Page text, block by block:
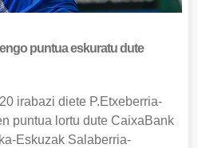
puntua eskuratu dute
irabazi diete P.Etxeberria-
puntua lortu dute CaixaBank
Eskuzak Salaberria-